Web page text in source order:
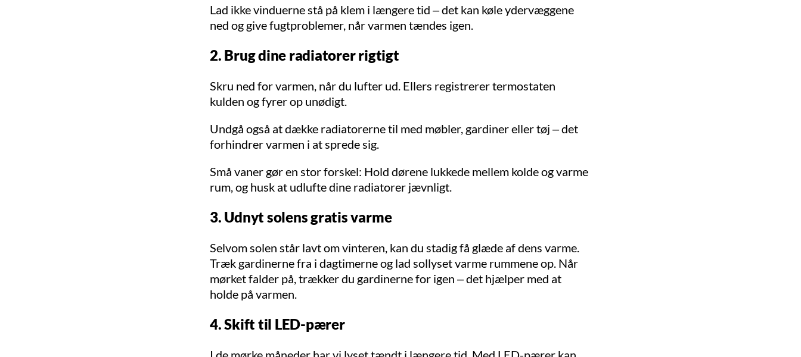
Lad ikke vinduerne stå på klem i længere tid – det kan køle ydervæggene
ned og give fugtproblemer, når varmen tændes igen.
2. Brug dine radiatorer rigtigt
Skru ned for varmen, når du lufter ud. Ellers registrerer termostaten
kulden og fyrer op unødigt.
Undgå også at dække radiatorerne til med møbler, gardiner eller tøj – det
forhindrer varmen i at sprede sig.
Små vaner gør en stor forskel: Hold dørene lukkede mellem kolde og varme
rum, og husk at udlufte dine radiatorer jævnligt.
3. Udnyt solens gratis varme
Selvom solen står lavt om vinteren, kan du stadig få glæde af dens varme.
Træk gardinerne fra i dagtimerne og lad sollyset varme rummene op. Når
mørket falder på, trækker du gardinerne for igen – det hjælper med at
holde på varmen.
4. Skift til LED-pærer